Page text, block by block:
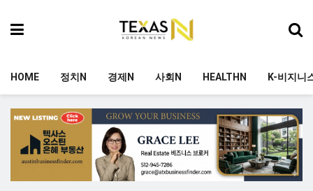
HOME 정치N 경제N 사회N HEALTHN K-비지니